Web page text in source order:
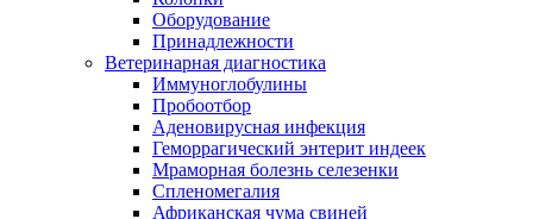
Оборудование
Принадлежности
Ветеринарная диагностика
Иммуноглобулины
Пробоотбор
Аденовирусная инфекция
Геморрагический энтерит индеек
Мраморная болезнь селезенки
Спленомегалия
Африканская чума свиней